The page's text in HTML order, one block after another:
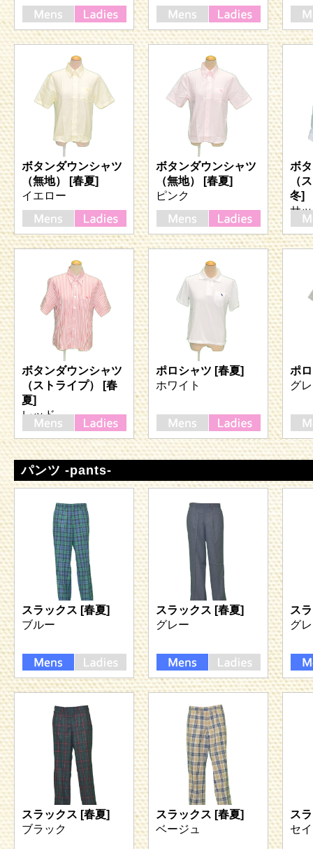
ボタンダウンシャツ
（無地） [春夏]
イエロー
ボタンダウンシャツ
（無地） [春夏]
ピンク
ボ
（
冬]
サ
ボタンダウンシャツ
（ストライプ） [春
夏]
レッド
ポロシャツ [春夏]
ホワイト
ポ
グ
パンツ -pants-
スラックス [春夏]
ブルー
スラックス [春夏]
グレー
ス
グ
スラックス [春夏]
ブラック
スラックス [春夏]
ベージュ
ス
セ